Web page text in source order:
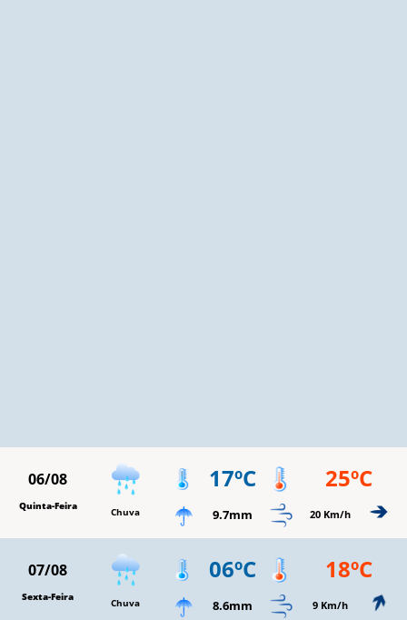
06/08
Quinta-Feira Chuva
17ºC 25ºC
9.7mm 20 Km/h
07/08
Sexta-Feira Chuva
06ºC 18ºC
8.6mm 9 Km/h